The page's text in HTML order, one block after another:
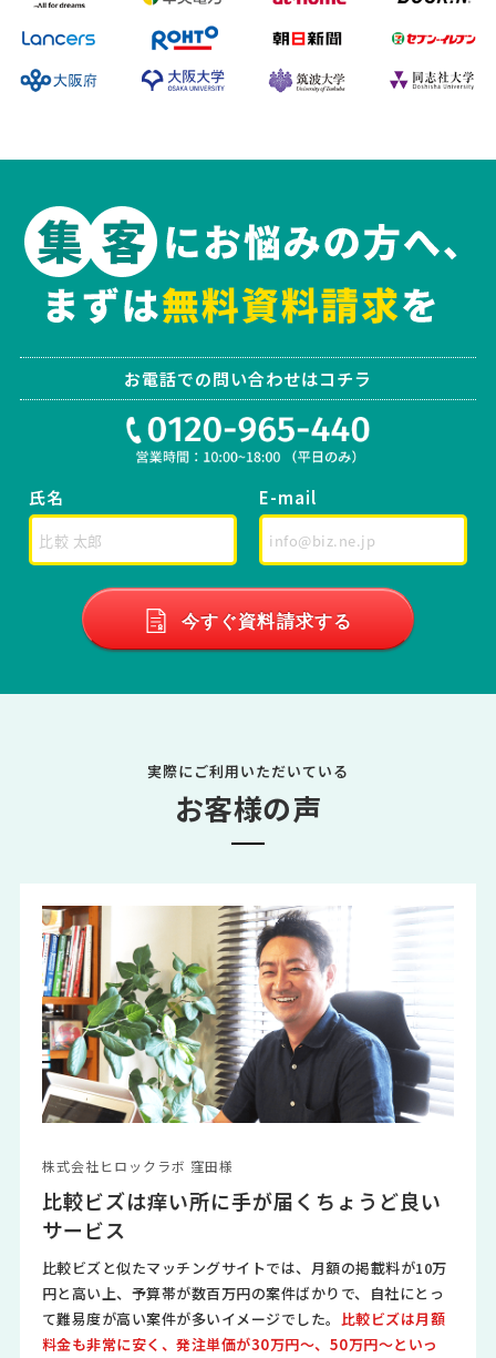
お電話での問い合わせはコチラ
氏名 E-mail
今すぐ資料請求する
実際にご利用いただいている
お客様の声
株式会社ヒロックラボ 窪田様
比較ビズは痒い所に手が届くちょうど良い
サービス
比較ビズと似たマッチングサイトでは、月額の掲載料が10万
円と高い上、予算帯が数百万円の案件ばかりで、自社にとっ
て難易度が高い案件が多いイメージでした。 比較ビズは月額
料金も非常に安く、発注単価が30万円～、50万円～といっ